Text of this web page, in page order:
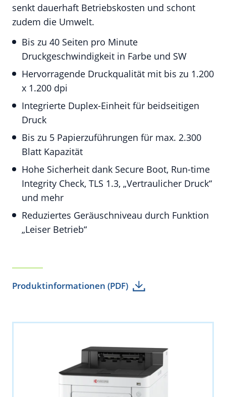
senkt dauerhaft Betriebskosten und schont
zudem die Umwelt.
Bis zu 40 Seiten pro Minute
Druckgeschwindigkeit in Farbe und SW
Hervorragende Druckqualität mit bis zu 1.200
x 1.200 dpi
Integrierte Duplex-Einheit für beidseitigen
Druck
Bis zu 5 Papierzuführungen für max. 2.300
Blatt Kapazität
Hohe Sicherheit dank Secure Boot, Run-time
Integrity Check, TLS 1.3, „Vertraulicher Druck“
und mehr
Reduziertes Geräuschniveau durch Funktion
„Leiser Betrieb“
Produktinformationen (PDF)